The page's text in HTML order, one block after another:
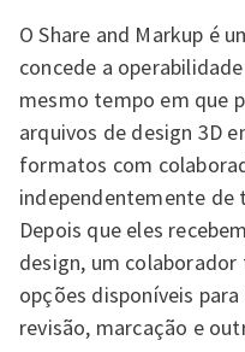
O Share and Markup é
concede a
mesmo tempo em que
arquivos de design 3D
formatos com
independentemente de
Depois que eles
design, um
opções disponíveis
revisão, marcação e